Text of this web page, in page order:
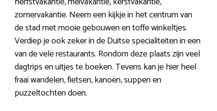
zomervakantie. Neem een kijkje in het centrum van
de stad met mooie gebouwen en toffe winkeltjes.
Verdiep je ook zeker in de Duitse specialiteiten in een
van de vele restaurants. Rondom deze plaats zijn veel
dagtrips en uitjes te boeken. Tevens kan je hier heel
fraai wandelen, fietsen, kanoën, suppen en
puzzeltochten doen.